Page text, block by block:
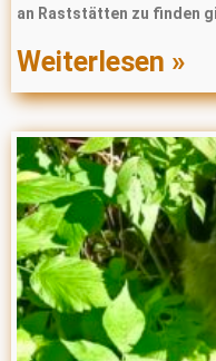
an Raststätten zu finden
Weiterlesen »